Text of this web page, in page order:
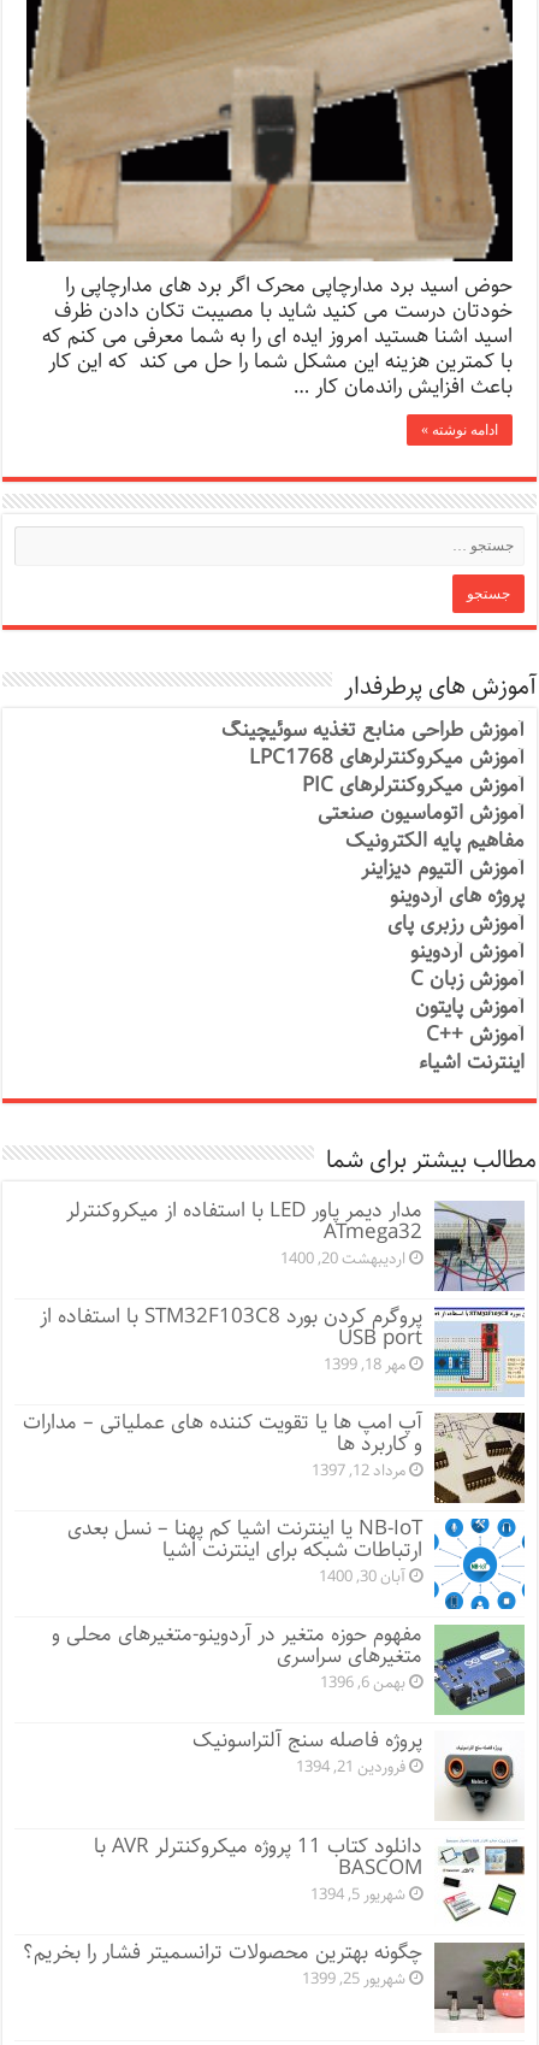
حوض اسید برد مدارچاپی محرک اگر برد های مدارچاپی را
خودتان درست می کنید شاید با مصیبت تکان دادن ظرف
اسید اشنا هستید امروز ایده ای را به شما معرفی می کنم که
با کمترین هزینه این مشکل شما را حل می کند که این کار
باعث افزایش راندمان کار …
ادامه نوشته »
آموزش های پرطرفدار
آموزش طراحی منابع تغذیه سوئیچینگ
آموزش میکروکنترلرهای LPC1768
آموزش میکروکنترلرهای PIC
آموزش اتوماسیون صنعتی
مفاهیم پایه الکترونیک
آموزش آلتیوم دیزاینر
پروژه های آردوینو
آموزش رزبری پای
آموزش آردوینو
آموزش زبان C
آموزش پایتون
آموزش ++C
اینترنت اشیاء
مطالب بیشتر برای شما
مدار دیمر پاور LED با استفاده از میکروکنترلر
ATmega32
اردیبهشت 20, 1400
پروگرم کردن بورد STM32F103C8 با استفاده از
USB port
مهر 18, 1399
آپ امپ ها یا تقویت کننده های عملیاتی – مدارات
و کاربرد ها
مرداد 12, 1397
NB-IoT یا اینترنت اشیا کم پهنا – نسل بعدی
ارتباطات شبکه برای اینترنت اشیا
آبان 30, 1400
مفهوم حوزه متغیر در آردوینو-متغیرهای محلی و
متغیرهای سراسری
بهمن 6, 1396
پروژه فاصله سنج آلتراسونیک
فروردین 21, 1394
دانلود کتاب 11 پروژه میکروکنترلر AVR با
BASCOM
شهریور 5, 1394
چگونه بهترین محصولات ترانسمیتر فشار را بخریم؟
شهریور 25, 1399